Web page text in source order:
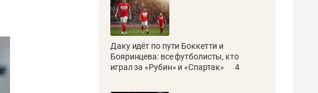
Даку идёт по пути Боккетти и
Бояринцева: все футболисты, кто
играл за «Рубин» и «Спартак»
4